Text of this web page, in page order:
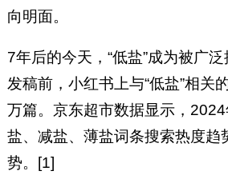
向明面。
7年后的今天，“低盐”成为被广
发稿前，小红书上与“低盐”相关
万篇。京东超市数据显示，
盐、减盐、薄盐词条搜索热度趋
势。[1]